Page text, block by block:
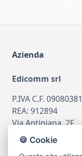
Azienda
Edicomm srl
P.IVA C.F.
REA: 912894
Via Antiniana, 2F
80078 Pozzuoli
🍪 Cookie